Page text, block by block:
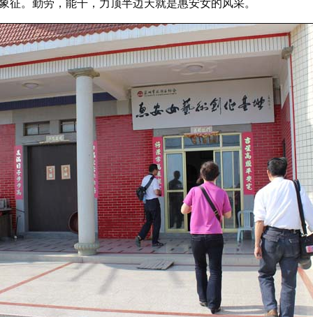
。勤劳，能干，力顶半边天就是惠安女的风采。